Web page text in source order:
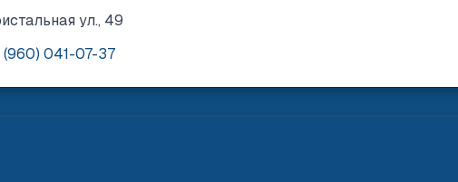
ул., 49
(960) 041-07-37